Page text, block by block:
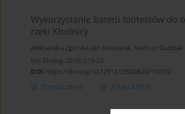
Wykorzystanie baterii biotestów do
rzeki Kłodnicy
Aleksandra Zgórska, Jan Bondaruk, Mariusz Dudziak
Inż. Ekolog. 2019; 2:15-23
DOI: https://doi.org/10.12912/23920629/110152
Streszczenie Artykuł (PDF)